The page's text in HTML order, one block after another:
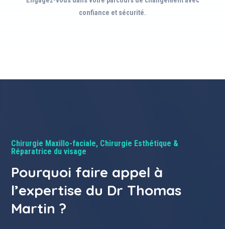
confiance et sécurité.
Chirurgie Maxillo-faciale, Chirurgie Esthétique &
Réparatrice du visage
Pourquoi faire appel à
l’expertise du Dr Thomas
Martin ?